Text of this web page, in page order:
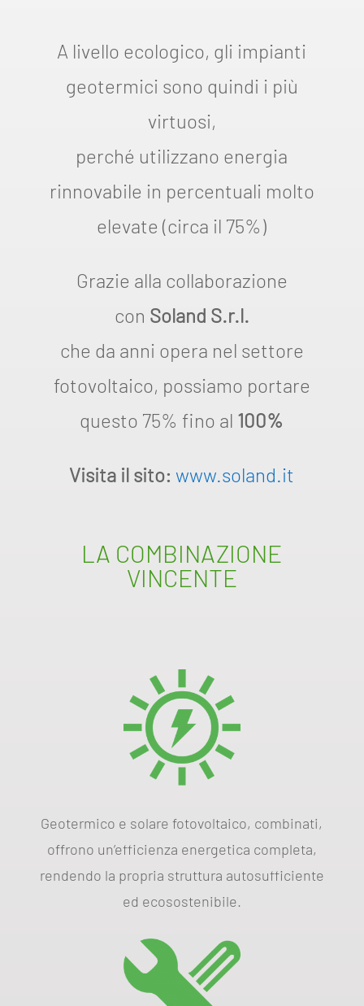
A livello ecologico, gli impianti
geotermici sono quindi i più
virtuosi,
perché utilizzano energia
rinnovabile in percentuali molto
elevate (circa il 75%)
Grazie alla collaborazione
con Soland S.r.l.
che da anni opera nel settore
fotovoltaico, possiamo portare
questo 75% fino al 100%
Visita il sito: www.soland.it
LA COMBINAZIONE
VINCENTE
Geotermico e solare fotovoltaico, combinati,
offrono un’efficienza energetica completa,
rendendo la propria struttura autosufficiente
ed ecosostenibile.